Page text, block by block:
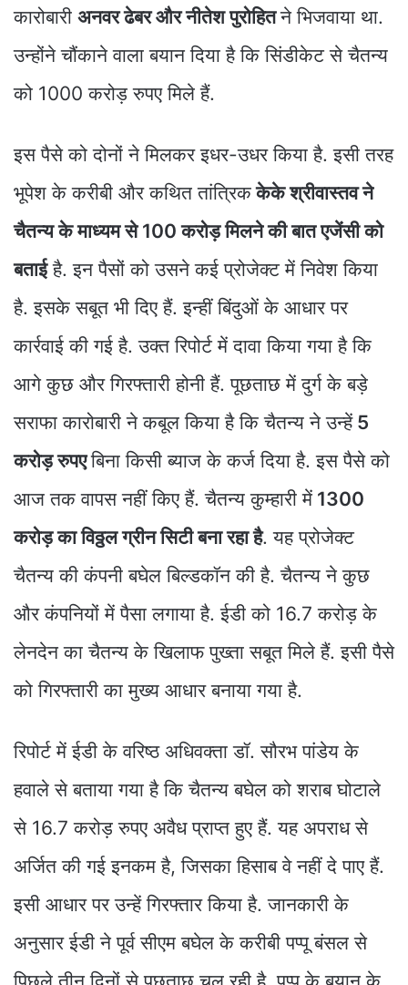
कारोबारी अनवर ढेबर और नीतेश पुरोहितने भिजवाया था.
उन्होंने चौंकाने वाला बयान दिया है कि सिंडीकेट से चैतन्य
को 1000 करोड़ रुपए मिले हैं.
इस पैसे को दोनों ने मिलकर इधर-उधर किया है. इसी तरह
भूपेश के करीबी और कथित तांत्रिककेके श्रीवास्तव ने
चैतन्य के माध्यम से 100 करोड़ मिलने की बात एजेंसी को
बताईहै. इन पैसों को उसने कई प्रोजेक्ट में निवेश किया
है. इसके सबूत भी दिए हैं. इन्हीं बिंदुओं के आधार पर
कार्रवाई की गई है. उक्त रिपोर्ट में दावा किया गया है कि
आगे कुछ और गिरफ्तारी होनी हैं. पूछताछ में दुर्ग के बड़े
सराफा कारोबारी ने कबूल किया है कि चैतन्य ने उन्हें5
करोड़ रुपएबिना किसी ब्याज के कर्ज दिया है. इस पैसे को
आज तक वापस नहीं किए हैं. चैतन्य कुम्हारी में 1300
करोड़ का विठ्ठल ग्रीन सिटी बना रहा है. यह प्रोजेक्ट
चैतन्य की कंपनी बघेल बिल्डकॉन की है. चैतन्य ने कुछ
और कंपनियों में पैसा लगाया है. ईडी को 16.7 करोड़ के
लेनदेन का चैतन्य के खिलाफ पुख्ता सबूत मिले हैं. इसी पैसे
को गिरफ्तारी का मुख्य आधार बनाया गया है.
रिपोर्ट में ईडी के वरिष्ठ अधिवक्ता डॉ. सौरभ पांडेय के
हवाले से बताया गया है कि चैतन्य बघेल को शराब घोटाले
से 16.7 करोड़ रुपए अवैध प्राप्त हुए हैं. यह अपराध से
अर्जित की गई इनकम है, जिसका हिसाब वे नहीं दे पाए हैं.
इसी आधार पर उन्हें गिरफ्तार किया है. जानकारी के
अनुसार ईडी ने पूर्व सीएम बघेल के करीबी पप्पू बंसल से